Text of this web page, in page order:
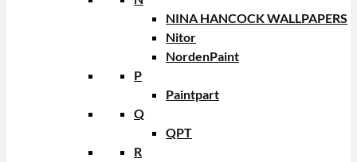
NINA HANCOCK WALLPAPERS
Nitor
NordenPaint
P
Paintpart
Q
QPT
R